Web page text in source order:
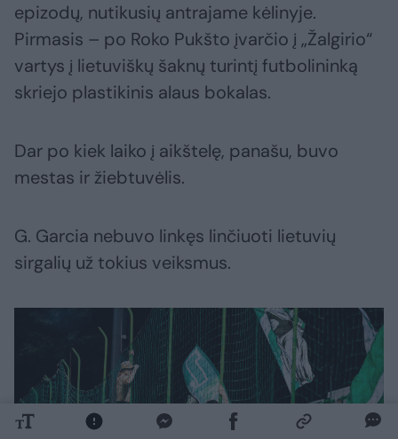
epizodų, nutikusių antrajame kėlinyje.
Pirmasis – po Roko Pukšto įvarčio į „Žalgirio“
vartys į lietuviškų šaknų turintį futbolininką
skriejo plastikinis alaus bokalas.
Dar po kiek laiko į aikštelę, panašu, buvo
mestas ir žiebtuvėlis.
G. Garcia nebuvo linkęs linčiuoti lietuvių
sirgalių už tokius veiksmus.